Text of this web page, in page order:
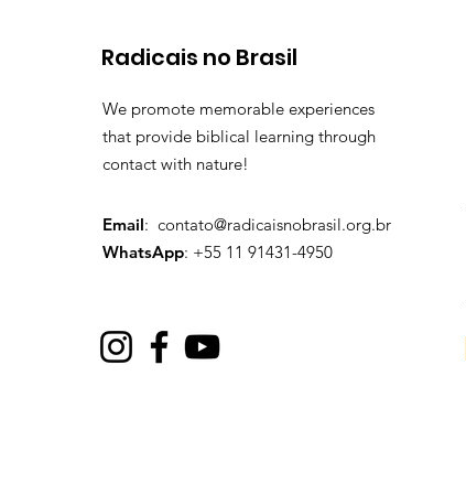
Radicais no Brasil
We promote memorable experiences
that provide biblical learning through
contact with nature!
Email: contato@radicaisnobrasil.org.br
WhatsApp: +55 11 91431-4950